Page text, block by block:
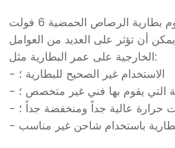
يمكن أن تدوم بطارية الرصاص الحمضية 6 فولت
يمكن أن تؤثر على العديد من العوامل
الخارجية على عمر البطارية مثل:
- الاستخدام غير الصحيح للبطارية ؛
التي يقوم بها فني غير متخصص ؛
حرارة عالية جداً ومنخفضة جداً ؛